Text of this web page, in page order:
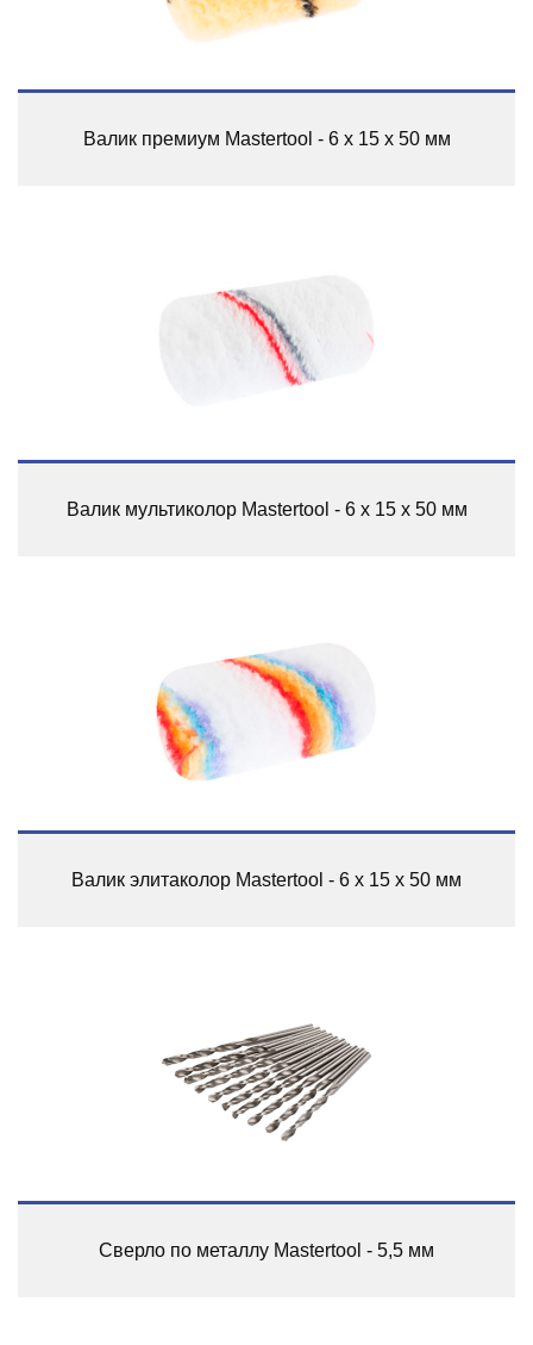
Валик премиум Mastertool - 6 х 15 х 50 мм
Валик мультиколор Mastertool - 6 х 15 х 50 мм
Валик элитаколор Mastertool - 6 х 15 х 50 мм
Сверло по металлу Mastertool - 5,5 мм